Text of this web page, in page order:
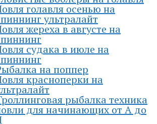
голавля осенью на
ультралайт
жереха в августе на
судака в июле на
на поппер
красноперки на
рыбалка техника
для начинающих от А до